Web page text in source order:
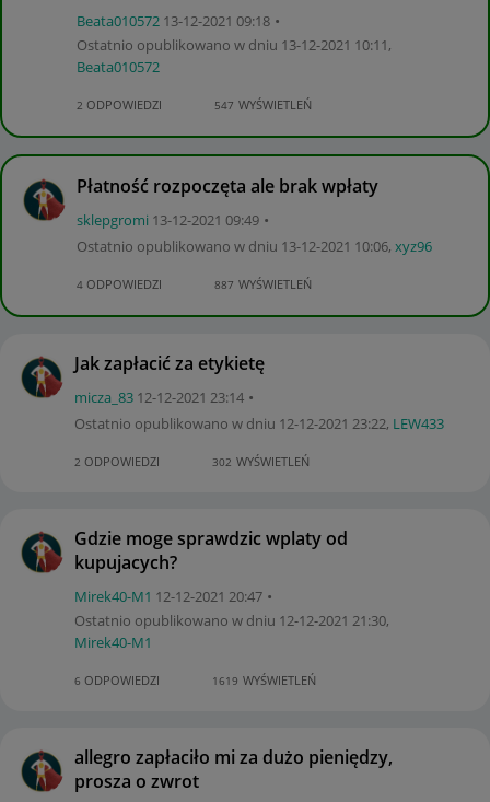
Beata010572 ‎13-12-2021 09:18
Ostatnio opublikowano w dniu ‎13-12-2021 10:11,
Beata010572
2 ODPOWIEDZI 547 WYŚWIETLEŃ
Płatność rozpoczęta ale brak wpłaty
sklepgromi ‎13-12-2021 09:49
Ostatnio opublikowano w dniu ‎13-12-2021 10:06, xyz96
4 ODPOWIEDZI 887 WYŚWIETLEŃ
Jak zapłacić za etykietę
micza_83 ‎12-12-2021 23:14
Ostatnio opublikowano w dniu ‎12-12-2021 23:22, LEW433
2 ODPOWIEDZI 302 WYŚWIETLEŃ
Gdzie moge sprawdzic wplaty od
kupujacych?
Mirek40-M1 ‎12-12-2021 20:47
Ostatnio opublikowano w dniu ‎12-12-2021 21:30,
Mirek40-M1
6 ODPOWIEDZI 1619 WYŚWIETLEŃ
allegro zapłaciło mi za dużo pieniędzy,
prosza o zwrot